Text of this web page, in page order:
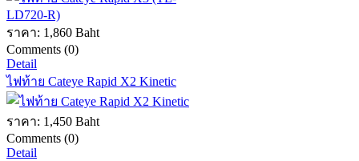
ราคา: 1,860 Baht
Comments (0)
Detail
ไฟท้าย Cateye Rapid X2 Kinetic
ราคา: 1,450 Baht
Comments (0)
Detail